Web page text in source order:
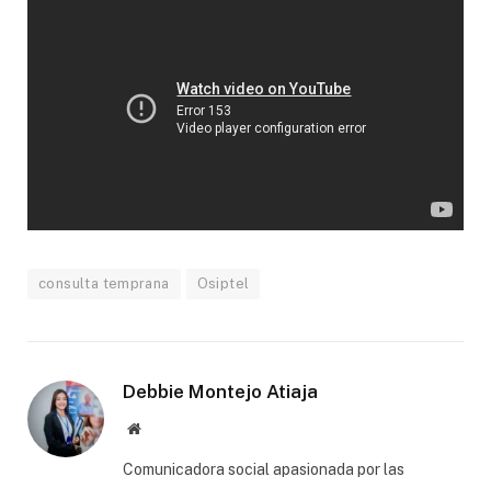
consulta temprana Osiptel
Debbie Montejo Atiaja
Website
Comunicadora social apasionada por las